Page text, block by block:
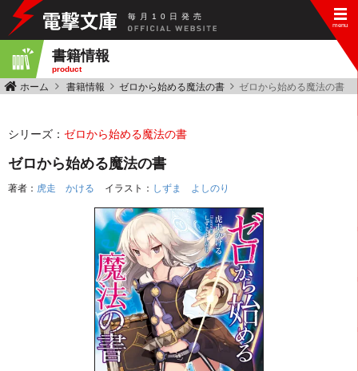
毎 月 10 日 発 売
書籍情報
product
ホーム 書籍情報 ゼロから始める魔法の書 ゼロから始める魔法の書
シリーズ： ゼロから始める魔法の書
ゼロから始める魔法の書
著者： 虎走 かける イラスト： しずま よしのり